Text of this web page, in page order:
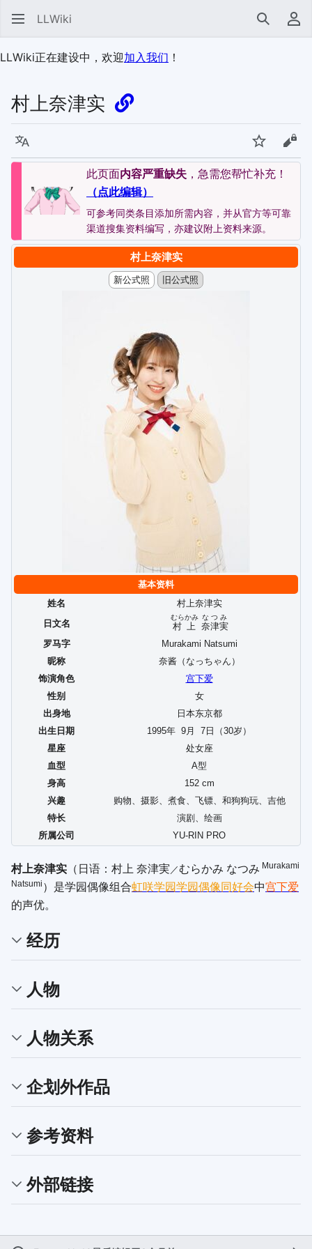
LLWiki 搜索 用
LLWiki正在建设中，欢迎加入我们 ！
村上奈津实
语言 监视 查
此页面内容严重缺失 ，急需您帮忙补充！
（点此编辑）
可参考同类条目添加所需内容，并从官方等可靠
渠道搜集资料编写，亦建议附上资料来源。
村上奈津实
新公式照 旧公式照
基本资料
姓名
村上奈津实
日文名
村上
むらかみ
奈津実
なつみ
罗马字
Murakami Natsumi
昵称
奈酱（ なっちゃん ）
饰演角色
宫下爱
性别
女
出身地
日本东京都
出生日期
1995年 9月 7日（30岁）
星座
处女座
血型
A型
身高
152 cm
兴趣
购物、摄影、煮食、飞镖、和狗狗玩、吉他
特长
演剧、绘画
所属公司
YU-RIN PRO
村上奈津实 （日语： 村上 奈津実 ／むらかみ なつみ Murakami
Natsumi ）是学园偶像组合虹咲学园学园偶像同好会中宫下爱
的声优。
经历
人物
人物关系
企划外作品
参考资料
外部链接